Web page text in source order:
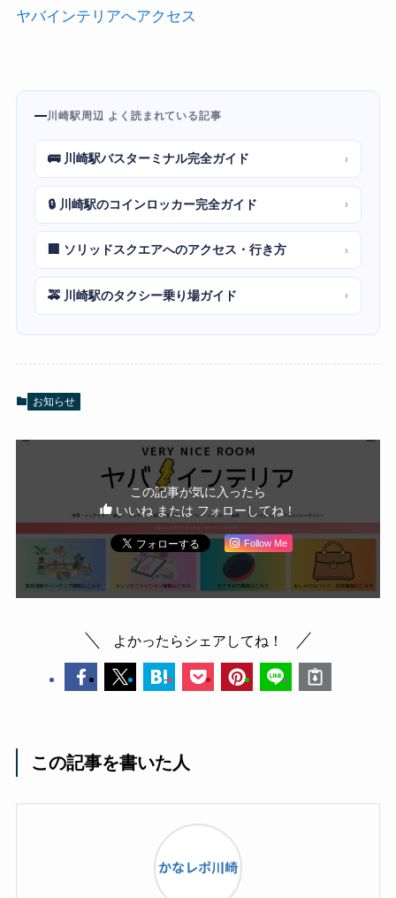
ヤバインテリアへアクセス
川崎駅周辺 よく読まれている記事
🚌 川崎駅バスターミナル完全ガイド ›
🔒 川崎駅のコインロッカー完全ガイド ›
🏢 ソリッドスクエアへのアクセス・行き方 ›
🚕 川崎駅のタクシー乗り場ガイド ›
お知らせ
この記事が気に入ったら
いいね または フォローしてね！
Follow Me
よかったらシェアしてね！
この記事を書いた人